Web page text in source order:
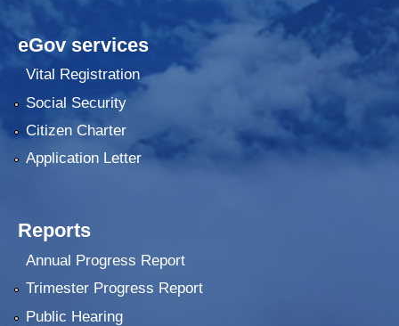
eGov services
Vital Registration
Social Security
Citizen Charter
Application Letter
Reports
Annual Progress Report
Trimester Progress Report
Public Hearing